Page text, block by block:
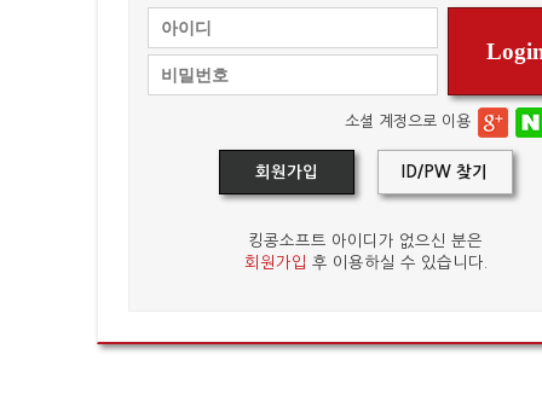
소셜 계정으로 이용
회원가입 ID/PW 찾기
킹콩소프트 아이디가 없으신 분은
회원가입 후 이용하실 수 있습니다.